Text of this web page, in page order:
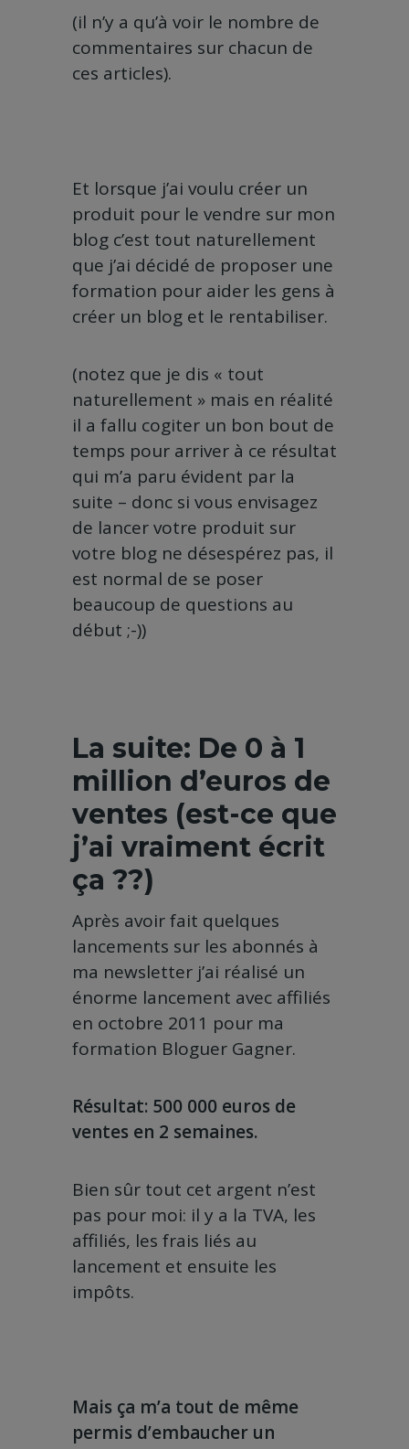
(il n’y a qu’à voir le nombre de
commentaires sur chacun de
ces articles).
Et lorsque j’ai voulu créer un
produit pour le vendre sur mon
blog c’est tout naturellement
que j’ai décidé de proposer une
formation pour aider les gens à
créer un blog et le rentabiliser.
(notez que je dis « tout
naturellement » mais en réalité
il a fallu cogiter un bon bout de
temps pour arriver à ce résultat
qui m’a paru évident par la
suite – donc si vous envisagez
de lancer votre produit sur
votre blog ne désespérez pas, il
est normal de se poser
beaucoup de questions au
début ;-))
La suite: De 0 à 1
million d’euros de
ventes (est-ce que
j’ai vraiment écrit
ça ??)
Après avoir fait quelques
lancements sur les abonnés à
ma newsletter j’ai réalisé un
énorme lancement avec affiliés
en octobre 2011 pour ma
formation Bloguer Gagner.
Résultat: 500 000 euros de
ventes en 2 semaines.
Bien sûr tout cet argent n’est
pas pour moi: il y a la TVA, les
affiliés, les frais liés au
lancement et ensuite les
impôts.
Mais ça m’a tout de même
permis d’embaucher un